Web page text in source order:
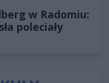
w Radomiu:
poleciały